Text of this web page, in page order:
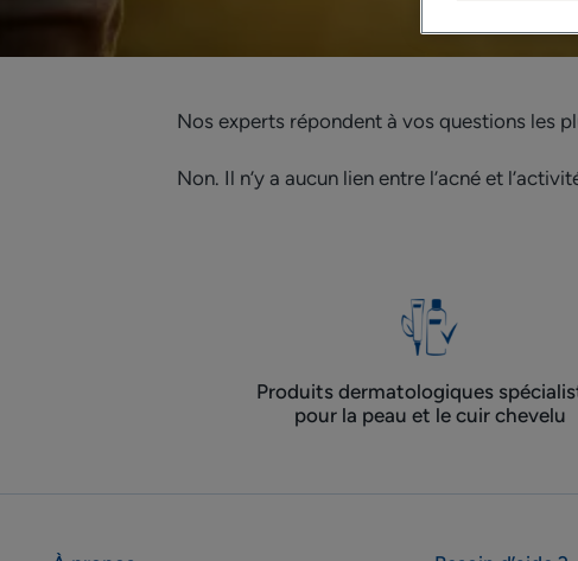
Nos experts répondent à vos questions les
Non. Il n’y a aucun lien entre l’acné et
Produits dermatologiques
pour la peau et le cuir chevelu